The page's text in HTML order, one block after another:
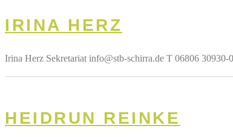
IRINA HERZ
Irina Herz Sekretariat info@stb-schirra.de T 06806
HEIDRUN REINKE